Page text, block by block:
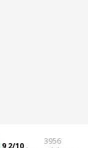
9,2/10
3956